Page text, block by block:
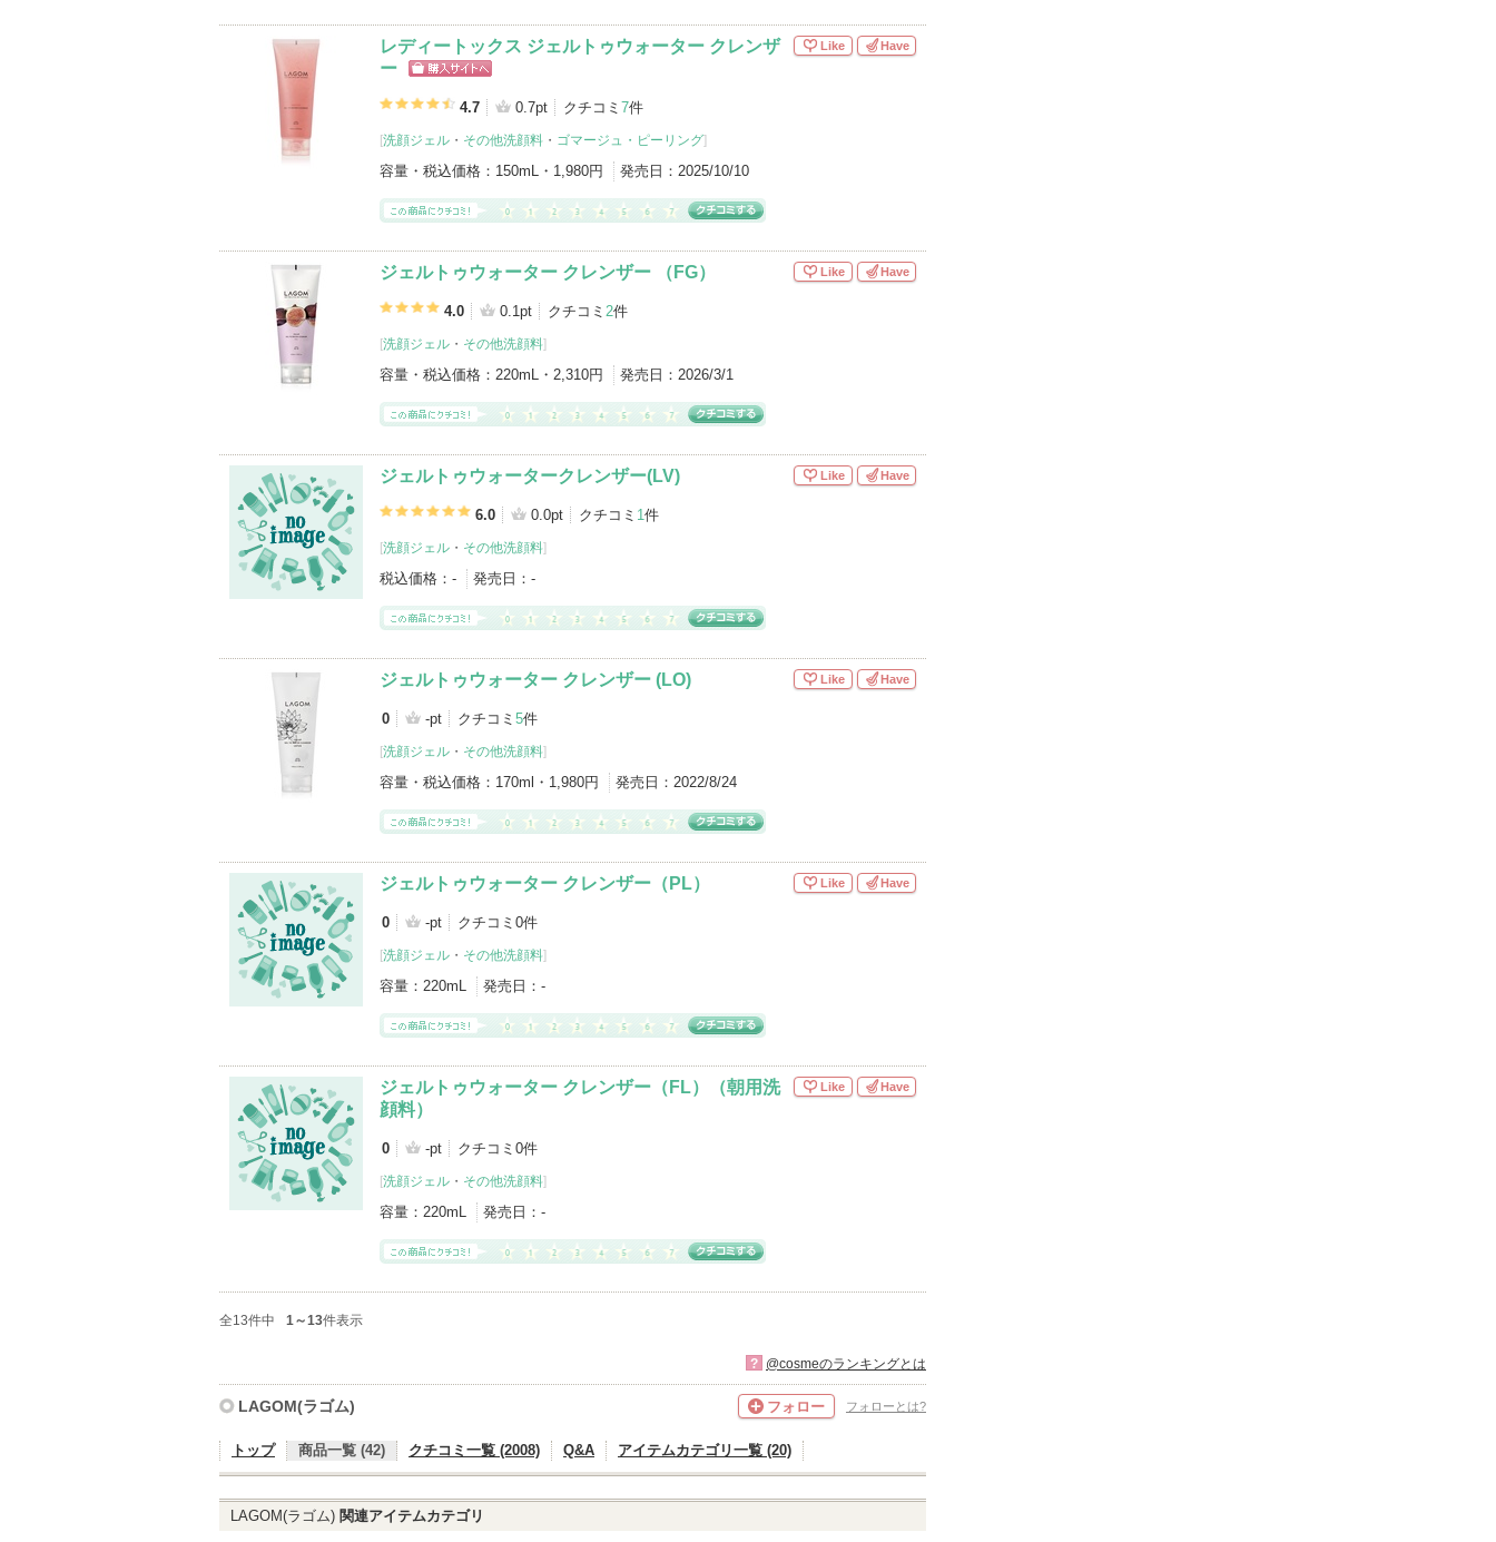
レディートックス ジェルトゥウォーター クレンザ
ー
グサイトへ
4.7 0.7pt クチコミ 7件
[洗顔ジェル ・ その他洗顔料 ・ ゴマージュ・ピーリング]
容量・税込価格： 150mL・1,980円 発売日： 2025/10/10
Like Have
ジェルトゥウォーター クレンザー （FG）
4.0 0.1pt クチコミ 2件
[洗顔ジェル ・ その他洗顔料]
容量・税込価格： 220mL・2,310円 発売日： 2026/3/1
Like Have
ジェルトゥウォータークレンザー(LV)
6.0 0.0pt クチコミ 1件
[洗顔ジェル ・ その他洗顔料]
税込価格： - 発売日： -
Like Have
ジェルトゥウォーター クレンザー (LO)
0 -pt クチコミ 5件
[洗顔ジェル ・ その他洗顔料]
容量・税込価格： 170ml・1,980円 発売日： 2022/8/24
Like Have
ジェルトゥウォーター クレンザー（PL）
0 -pt クチコミ0件
[洗顔ジェル ・ その他洗顔料]
容量： 220mL 発売日： -
Like Have
ジェルトゥウォーター クレンザー（FL）（朝用洗
顔料）
0 -pt クチコミ0件
[洗顔ジェル ・ その他洗顔料]
容量： 220mL 発売日： -
Like Have
全13件中 1～13件表示
? @cosmeのランキングとは
LAGOM(ラゴム) フォロー フォローとは?
トップ 商品一覧 (42) クチコミ一覧 (2008) Q&A アイテムカテゴリ一覧 (20)
LAGOM(ラゴム) 関連アイテムカテゴリ